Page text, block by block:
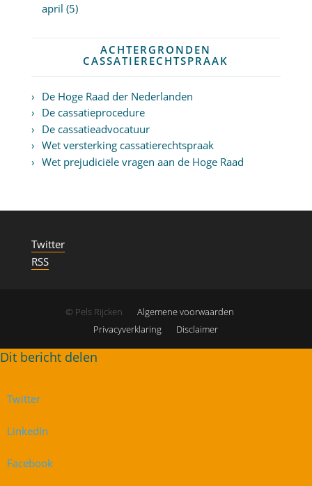
april (5)
ACHTERGRONDEN
CASSATIERECHTSPRAAK
De Hoge Raad der Nederlanden
De cassatieprocedure
De cassatieadvocatuur
Wet versterking cassatierechtspraak
Wet prejudiciële vragen aan de Hoge Raad
Twitter
RSS
© Pels Rijcken
Algemene voorwaarden
Privacyverklaring
Disclaimer
Twitter
LinkedIn
Facebook